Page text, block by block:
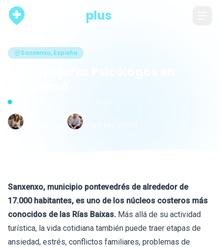
plus
Sanxenxo, España
Actualizado hace 24 días · 15 de julio de 2026
Sanxenxo, municipio pontevedrés de alrededor de
17.000 habitantes, es uno de los núcleos costeros más
conocidos de las Rías Baixas. Más allá de su actividad
turística, la vida cotidiana también puede traer etapas de
ansiedad, estrés, conflictos familiares, problemas de